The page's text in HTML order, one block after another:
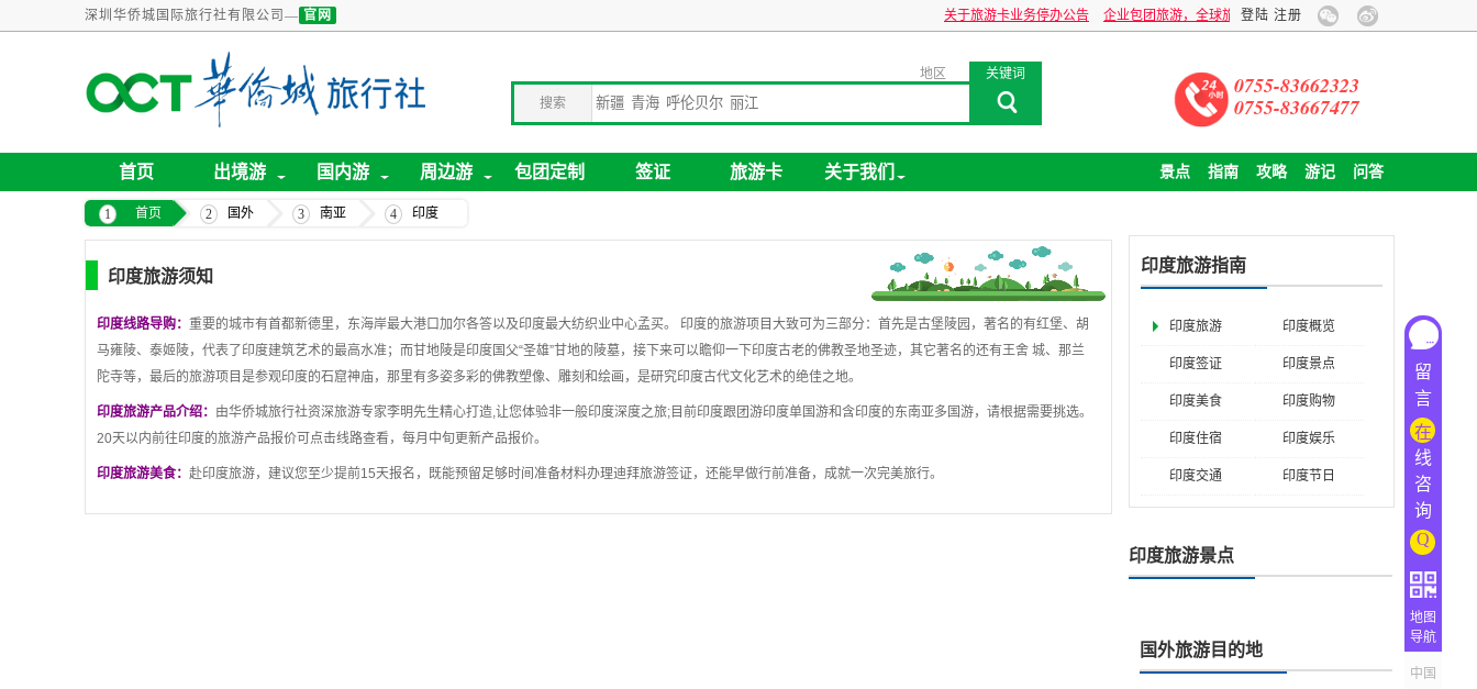
深圳华侨城国际旅行社有限公司— 官网 登陆 注册
关于旅游卡业务停办公告 企业包团旅游，全球旅行贴心定制！
搜索
地区 关键词
0755-83662323
0755-83667477
首页 出境游 国内游 周边游 包团定制 签证 旅游卡 关于我们 问答
游记
攻略
指南
景点
首页 国外 南亚 印度
印度旅游须知
印度线路导购： 重要的城市有首都新德里，东海岸最大港口加尔各答以及印度最大纺织业中心孟买。 印度的旅游项目大致可为三部分：首先是古堡陵园，著名的有红堡、胡
马雍陵、泰姬陵，代表了印度建筑艺术的最高水准；而甘地陵是印度国父“圣雄”甘地的陵墓，接下来可以瞻仰一下印度古老的佛教圣地圣迹，其它著名的还有王舍 城、那兰
陀寺等，最后的旅游项目是参观印度的石窟神庙，那里有多姿多彩的佛教塑像、雕刻和绘画，是研究印度古代文化艺术的绝佳之地。
印度旅游产品介绍： 由华侨城旅行社资深旅游专家李明先生精心打造,让您体验非一般印度深度之旅;目前印度跟团游印度单国游和含印度的东南亚多国游，请根据需要挑选。
20天以内前往印度的旅游产品报价可点击线路查看，每月中旬更新产品报价。
印度旅游美食： 赴印度旅游，建议您至少提前15天报名，既能预留足够时间准备材料办理迪拜旅游签证，还能早做行前准备，成就一次完美旅行。
印度旅游指南
印度旅游 印度概览
印度签证 印度景点
印度美食 印度购物
印度住宿 印度娱乐
印度交通 印度节日
印度旅游景点
国外旅游目的地
留
言
在
线
咨
询
Q
地图
导航
中国